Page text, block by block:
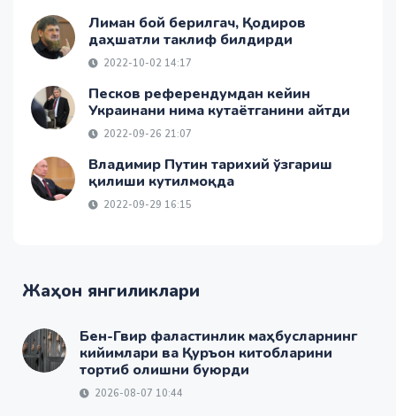
Лиман бой берилгач, Қодиров
даҳшатли таклиф билдирди
2022-10-02 14:17
Песков референдумдан кейин
Украинани нима кутаётганини айтди
2022-09-26 21:07
Владимир Путин тарихий ўзгариш
қилиши кутилмоқда
2022-09-29 16:15
Жаҳон янгиликлари
Бен-Гвир фаластинлик маҳбусларнинг
кийимлари ва Қуръон китобларини
тортиб олишни буюрди
2026-08-07 10:44